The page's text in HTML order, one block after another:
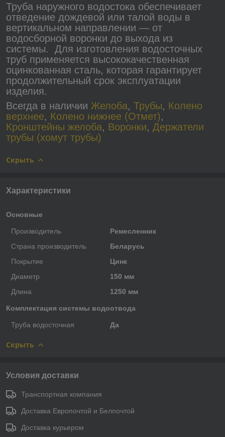
Труба наружного водостока обеспечивает
отведение дождевой или талой воды в
вертикальном направлении — от
водосборной воронки до выхода из
системы. Для изготовления водосточных
труб применяется высококачественная
оцинкованная сталь, которая гарантирует
продолжительный срок эксплуатации
изделия.
Всегда в наличии Желоба, Трубы, Колено
верхнее, Колено нижнее (Отмет),
Кронштейны желоба, Воронки, Держатели
трубы (хомут трубы)
Скрыть
Характеристики
Основные
Производитель
Ремесленник
Страна производитель
Беларусь
Покрытие
Цинк
Диаметр
150 мм
Длина
1250 мм
Комплектация системы водоотвода
Труба водосточная Да
Скрыть
Условия доставки
Транспортная компания
Доставка Европочтой и Белпочтой
Доставка курьером